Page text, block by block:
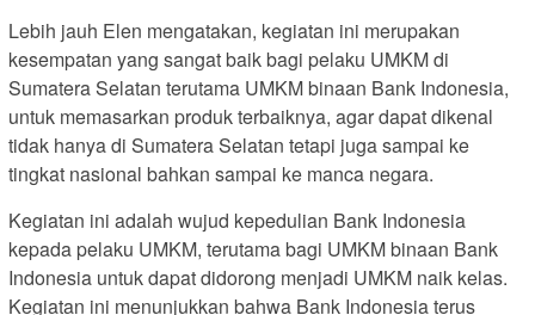
Lebih jauh Elen mengatakan, kegiatan ini merupakan
kesempatan yang sangat baik bagi pelaku UMKM di
Sumatera Selatan terutama UMKM binaan Bank Indonesia,
untuk memasarkan produk terbaiknya, agar dapat dikenal
tidak hanya di Sumatera Selatan tetapi juga sampai ke
tingkat nasional bahkan sampai ke manca negara.
Kegiatan ini adalah wujud kepedulian Bank Indonesia
kepada pelaku UMKM, terutama bagi UMKM binaan Bank
Indonesia untuk dapat didorong menjadi UMKM naik kelas.
Kegiatan ini menunjukkan bahwa Bank Indonesia terus